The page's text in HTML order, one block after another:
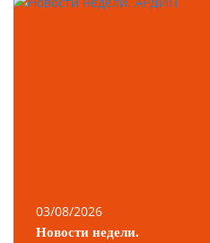
03/08/2026
Новости недели.